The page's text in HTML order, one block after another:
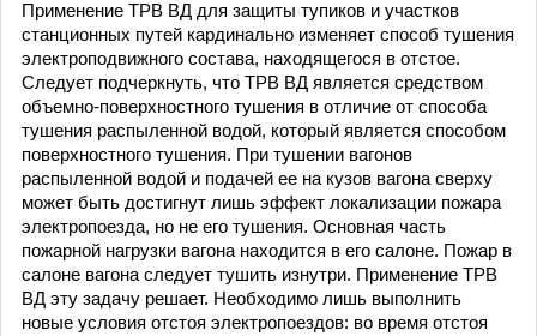
Применение ТРВ ВД для защиты тупиков и участков
станционных путей кардинально изменяет способ тушения
электроподвижного состава, находящегося в отстое.
Следует подчеркнуть, что ТРВ ВД является средством
объемно-поверхностного тушения в отличие от способа
тушения распыленной водой, который является способом
поверхностного тушения. При тушении вагонов
распыленной водой и подачей ее на кузов вагона сверху
может быть достигнут лишь эффект локализации пожара
электропоезда, но не его тушения. Основная часть
пожарной нагрузки вагона находится в его салоне. Пожар в
салоне вагона следует тушить изнутри. Применение ТРВ
ВД эту задачу решает. Необходимо лишь выполнить
новые условия отстоя электропоездов: во время отстоя